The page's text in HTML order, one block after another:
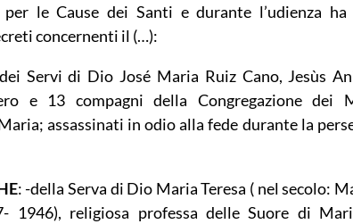
per le Cause dei Santi e durante l’udienza
concernenti il (…):
Servi di Dio José Maria Ruiz Cano, Jesùs
e 13 compagni della Congregazione dei
assassinati in odio alla fede durante la
: -della Serva di Dio Maria Teresa ( nel secolo:
1946), religiosa professa delle Suore di